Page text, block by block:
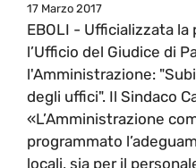
17 Marzo 2017
EBOLI - Ufficializzata
l’Ufficio del Giudice di
l'Amministrazione:
degli uffici". Il Sindaco
«L’Amministrazione
programmato
locali, sia per il